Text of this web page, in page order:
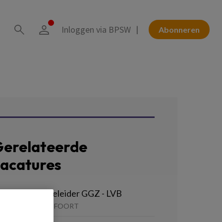
Abonneren
Inloggen via BPSW
Begeleider GGZ - LVB
| AMERSFOORT